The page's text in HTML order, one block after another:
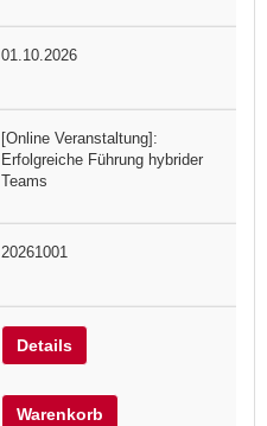
01.10.2026
[Online Veranstaltung]:
Erfolgreiche Führung hybrider
Teams
20261001
Details
Warenkorb